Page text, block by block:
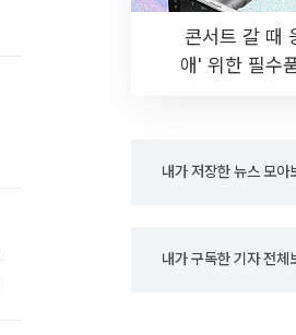
콘서트 갈 때
애' 위한 필수
내가 저장한 뉴스 모아
내가 구독한 기자 전체